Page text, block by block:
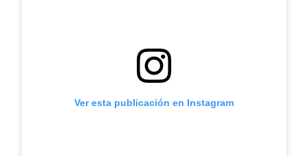
Ver esta publicación en Instagram